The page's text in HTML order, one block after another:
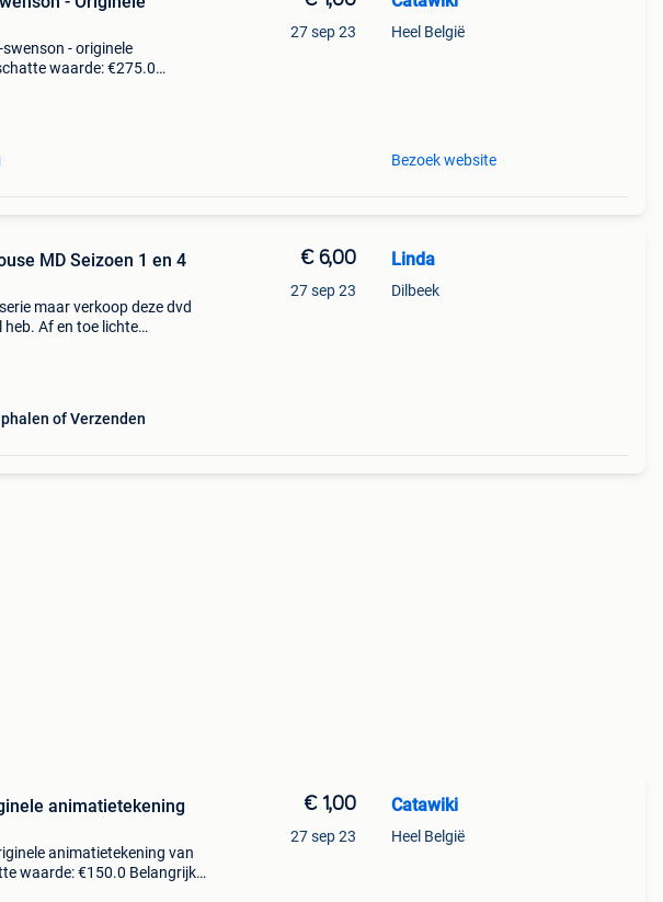
- originele
waarde: €275.0
27 sep 23 Heel België
Bezoek website
MD Seizoen 1 en 4
maar verkoop deze dvd
Af en toe lichte
of Verzenden
€ 6,00
27 sep 23
Linda
Dilbeek
animatietekening
animatietekening van
waarde: €150.0 Belangrijk:
€ 1,00
27 sep 23
Catawiki
Heel België